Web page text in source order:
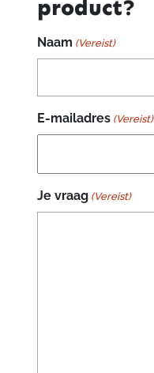
product?
Naam (Vereist)
E-mailadres (Vereist)
Je vraag (Vereist)